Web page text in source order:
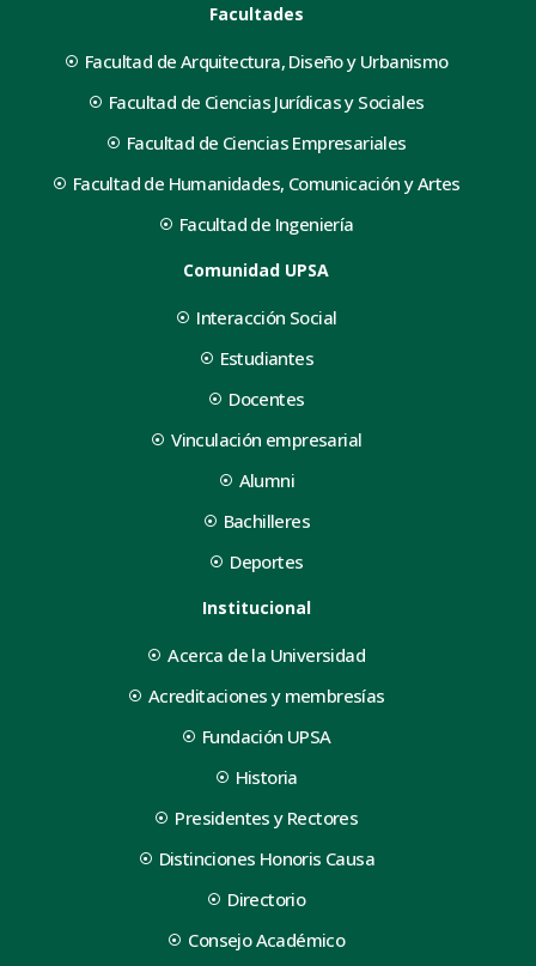
Facultades
Facultad de Arquitectura, Diseño y Urbanismo
Facultad de Ciencias Jurídicas y Sociales
Facultad de Ciencias Empresariales
Facultad de Humanidades, Comunicación y Artes
Facultad de Ingeniería
Comunidad UPSA
Interacción Social
Estudiantes
Docentes
Vinculación empresarial
Alumni
Bachilleres
Deportes
Institucional
Acerca de la Universidad
Acreditaciones y membresías
Fundación UPSA
Historia
Presidentes y Rectores
Distinciones Honoris Causa
Directorio
Consejo Académico